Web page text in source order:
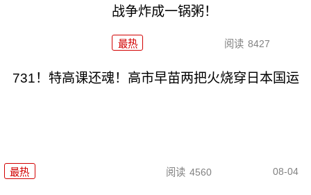
战争炸成一锅粥！
最热 阅读 8427
731！特高课还魂！高市早苗两把火烧穿日本国运
最热 阅读 4560 08-04